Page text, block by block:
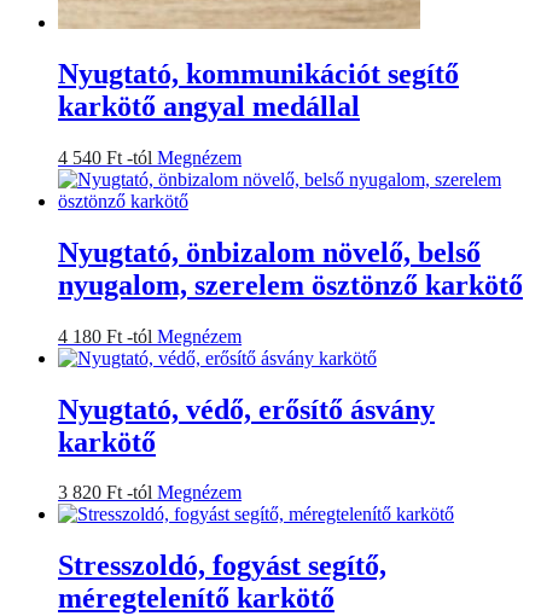
Nyugtató, kommunikációt segítő
karkötő angyal medállal
4 540 Ft -tól MegnézemEnnek
a
variációja
van.
A
a
termékoldalon
választhatók
ki
Nyugtató, önbizalom növelő, belső
nyugalom, szerelem ösztönző karkötő
4 180 Ft -tól MegnézemEnnek
a
több
variációja
változatok
a
termékoldalon
választhatók
ki
Nyugtató, védő, erősítő ásvány
karkötő
3 820 Ft-tól MegnézemEnnek
a
több
variációja
van.
Stresszoldó, fogyást segítő,
méregtelenítő karkötő